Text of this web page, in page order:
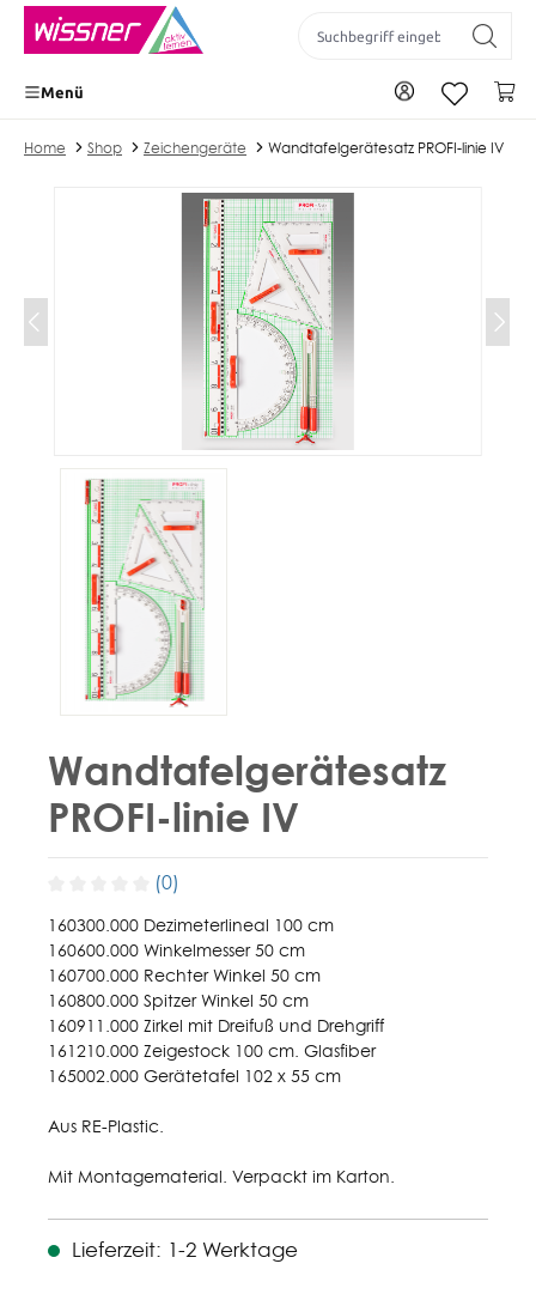
springen
Zu Ihrem Konto
Menü
Home Shop Zeichengeräte Wandtafelgerätesatz PROFI-linie IV
Wandtafelgerätesatz
PROFI-linie IV
(0)
160300.000 Dezimeterlineal 100 cm
160600.000 Winkelmesser 50 cm
160700.000 Rechter Winkel 50 cm
160800.000 Spitzer Winkel 50 cm
160911.000 Zirkel mit Dreifuß und Drehgriff
161210.000 Zeigestock 100 cm. Glasfiber
165002.000 Gerätetafel 102 x 55 cm
Aus RE-Plastic.
Mit Montagematerial. Verpackt im Karton.
Lieferzeit: 1-2 Werktage